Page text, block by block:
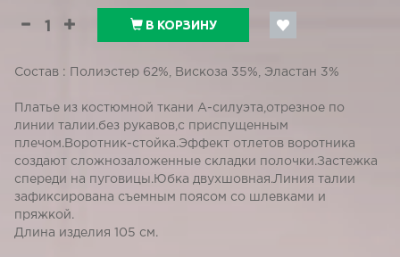
В КОРЗИНУ
Состав : Полиэстер 62%, Вискоза 35%, Эластан 3%
Платье из костюмной ткани А-силуэта,отрезное по
линии талии.без рукавов,с приспущенным
плечом.Воротник-стойка.Эффект отлетов воротника
создают сложнозаложенные складки полочки.Застежка
спереди на пуговицы.Юбка двухшовная.Линия талии
зафиксирована съемным поясом со шлевками и
пряжкой.
Длина изделия 105 см.